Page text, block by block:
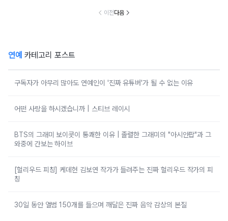
이전다음
연예 카테고리 포스트
구독자가 아무리 많아도 연예인이 '진짜 유튜버'가 될 수 없는 이유
어떤 사랑을 하시겠습니까 | 스티브 레이시
BTS의 그래미 보이콧이 통쾌한 이유 | 졸렬한 그래미의 "아시안팝"과 그
와중에 간보는 하이브
[헐리우드 피칭] 케데헌 김보연 작가가 들려주는 진짜 헐리우드 작가의 피
칭
30일 동안 앨범 150개를 들으며 깨달은 진짜 음악 감상의 본질